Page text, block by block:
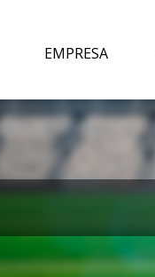
EMPRESA